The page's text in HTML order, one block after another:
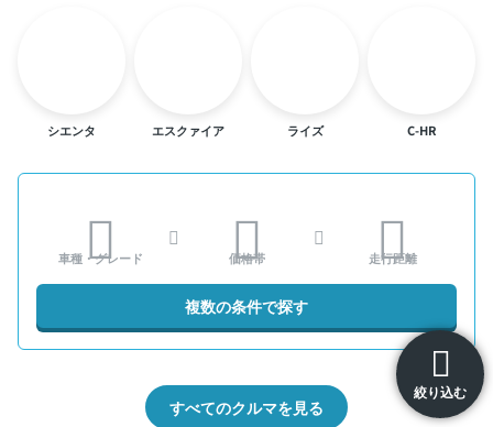
絞り込む
シエンタ エスクァイア ライズ C-HR
車種・グレード 価格帯 走行距離
複数の条件で探す
すべてのクルマを見る